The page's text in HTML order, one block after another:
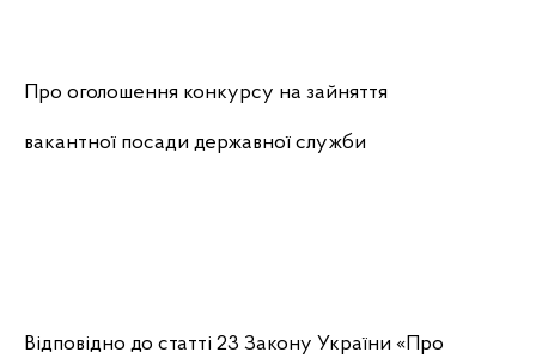
Про оголошення конкурсу на зайняття
вакантної посади державної служби
Відповідно до статті 23 Закону України «Про